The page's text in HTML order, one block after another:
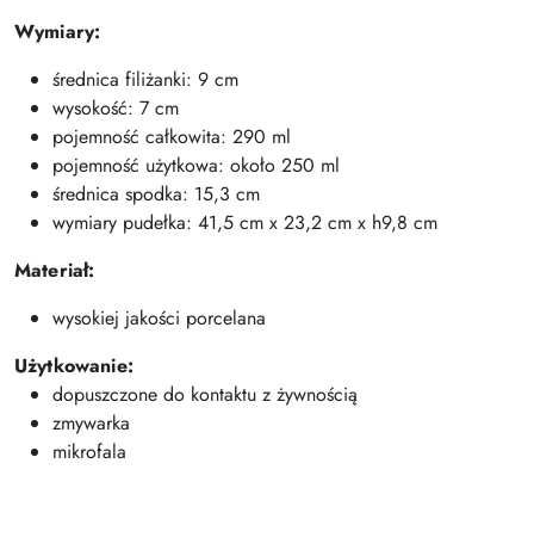
Wymiary:
średnica filiżanki: 9 cm
wysokość: 7 cm
pojemność całkowita: 290 ml
pojemność użytkowa: około 250 ml
średnica spodka: 15,3 cm
wymiary pudełka: 41,5 cm x 23,2 cm x h9,8 cm
Materiał:
wysokiej jakości porcelana
Użytkowanie:
dopuszczone do kontaktu z żywnością
zmywarka
mikrofala